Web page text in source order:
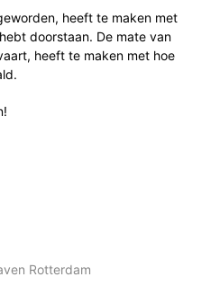
heeft te maken met
doorstaan. De mate van
heeft te maken met hoe
Rotterdam